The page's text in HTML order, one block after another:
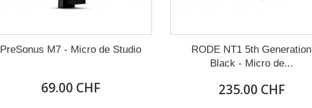
PreSonus M7 - Micro de Studio
69.00 CHF
RODE NT1 5th Generation
Black - Micro de...
235.00 CHF